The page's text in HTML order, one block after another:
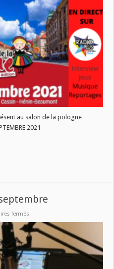
PLUS
AU
SALON
DE
LA
POLOGNE
CE
WEEK
END
au salon de la pologne
2021
fermés
du
temps
du
20
septembre